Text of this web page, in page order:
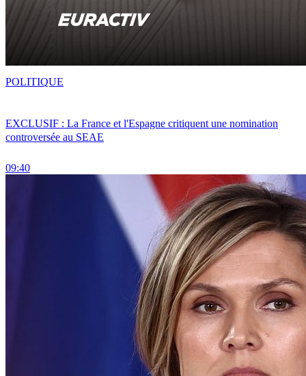
EXCLUSIF : La France et l'Espagne critiquent une nomination
controversée au SEAE
09:40
POLITIQUE